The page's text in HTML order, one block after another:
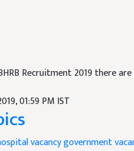
Recruitment 2019 there
01:59 PM IST
vacancygovernment